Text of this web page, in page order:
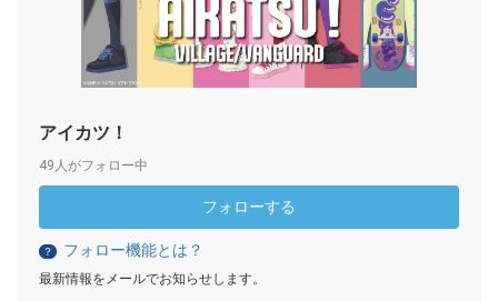
アイカツ！
49人がフォロー中
フォローする
？ フォロー機能とは？
最新情報をメールでお知らせします。